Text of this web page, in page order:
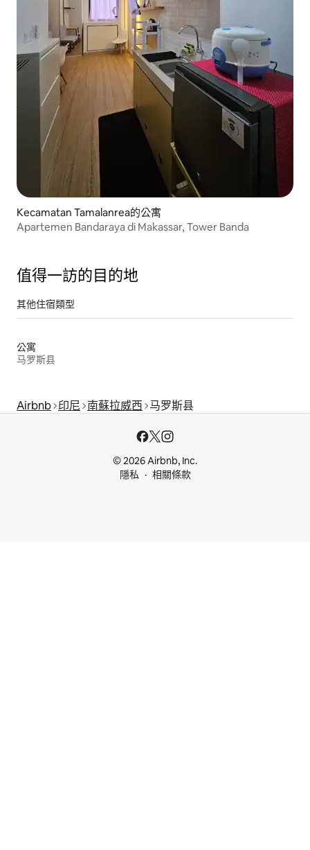
Kecamatan Tamalanrea的公寓
Apartemen Bandaraya di Makassar, Tower Banda
值得一訪的目的地
其他住宿類型
公寓
马罗斯县
Airbnb 印尼 南蘇拉威西 马罗斯县
© 2026 Airbnb, Inc.
隱私
相關條款